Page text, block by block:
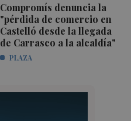
Compromís denuncia la
"pérdida de comercio en
Castelló desde la llegada
de Carrasco a la alcaldía"
PLAZA